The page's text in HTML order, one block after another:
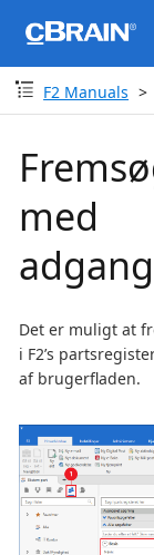
F2 Manuals
med
Det er muligt at
i F2’s
af brugerfladen.